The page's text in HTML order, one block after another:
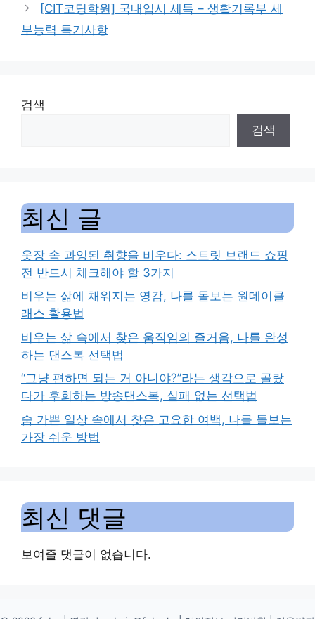
[CIT코딩학원] 국내입시 세특 – 생활기록부 세
부능력 특기사항
검색
검색
최신 글
옷장 속 과잉된 취향을 비우다: 스트릿 브랜드 쇼핑
전 반드시 체크해야 할 3가지
비우는 삶에 채워지는 영감, 나를 돌보는 원데이클
래스 활용법
비우는 삶 속에서 찾은 움직임의 즐거움, 나를 완성
하는 댄스복 선택법
“그냥 편하면 되는 거 아니야?”라는 생각으로 골랐
다가 후회하는 방송댄스복, 실패 없는 선택법
숨 가쁜 일상 속에서 찾은 고요한 여백, 나를 돌보는
가장 쉬운 방법
최신 댓글
보여줄 댓글이 없습니다.